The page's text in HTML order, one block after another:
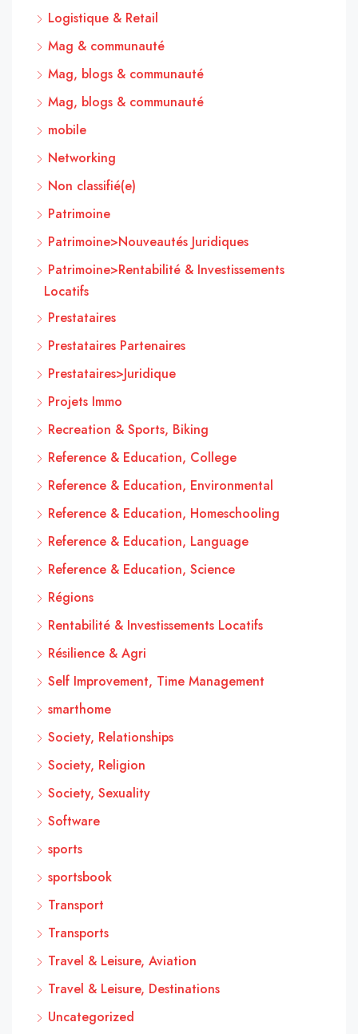
Logistique & Retail
Mag & communauté
Mag, blogs & communauté
Mag, blogs & communauté
mobile
Networking
Non classifié(e)
Patrimoine
Patrimoine>Nouveautés Juridiques
Patrimoine>Rentabilité & Investissements
Locatifs
Prestataires
Prestataires Partenaires
Prestataires>Juridique
Projets Immo
Recreation & Sports, Biking
Reference & Education, College
Reference & Education, Environmental
Reference & Education, Homeschooling
Reference & Education, Language
Reference & Education, Science
Régions
Rentabilité & Investissements Locatifs
Résilience & Agri
Self Improvement, Time Management
smarthome
Society, Relationships
Society, Religion
Society, Sexuality
Software
sports
sportsbook
Transport
Transports
Travel & Leisure, Aviation
Travel & Leisure, Destinations
Uncategorized